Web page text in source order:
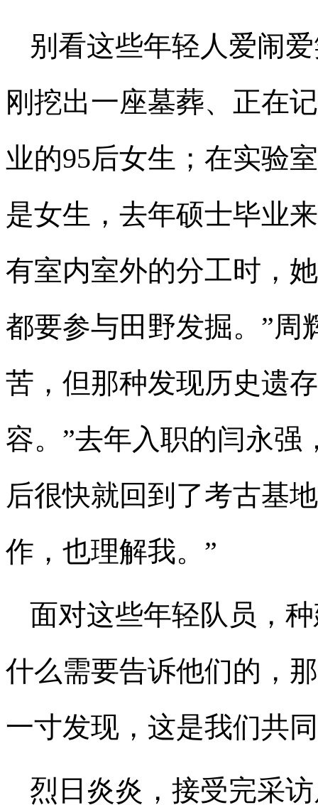
别看这些年轻人爱闹
刚挖出一座墓葬、正在
业的95后女生；在实验
是女生，去年硕士毕业
有室内室外的分工时，
都要参与田野发掘。”周
苦，但那种发现历史遗
容。”去年入职的闫永强
后很快就回到了考古基
作，也理解我。”
面对这些年轻队员，
什么需要告诉他们的，
一寸发现，这是我们共
烈日炎炎，接受完采